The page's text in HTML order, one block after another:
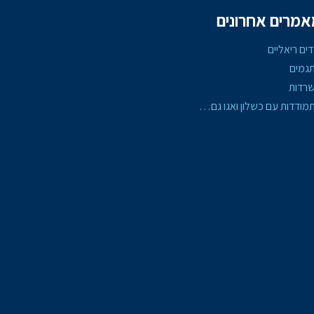
אחרונים
ריאליים
עם כשלון ואגו גם…